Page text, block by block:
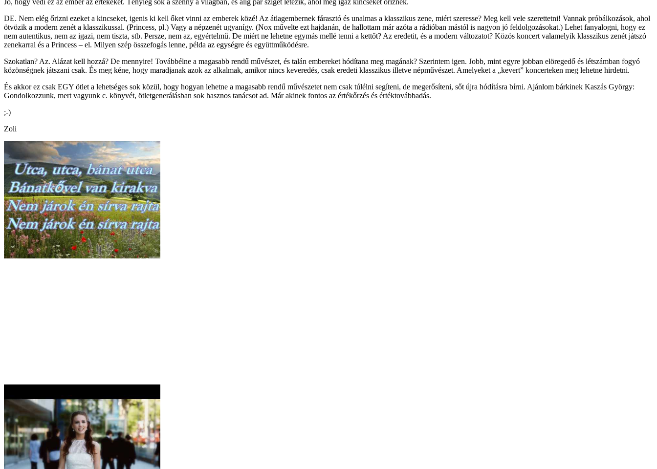
Jó, hogy védi ez az ember az értékeket. Tényleg sok a szenny a világban, és alig pár sziget létezik, ahol még igaz kincseket őriznek.
DE. Nem elég őrizni ezeket a kincseket, igenis ki kell őket vinni az emberek közé! Az átlagembernek fárasztó és unalmas a klasszikus zene, miért szeresse? Meg kell vele szerettetni! Vannak próbálkozások, ahol
ötvözik a modern zenét a klasszikussal. (Princess, pl.) Vagy a népzenét ugyanígy. (Nox művelte ezt hajdanán, de hallottam már azóta a rádióban mástól is nagyon jó feldolgozásokat.) Lehet fanyalogni, hogy ez
nem autentikus, nem az igazi, nem tiszta, stb. Persze, nem az, egyértelmű. De miért ne lehetne egymás mellé tenni a kettőt? Az eredetit, és a modern változatot? Közös koncert valamelyik klasszikus zenét játszó
zenekarral és a Princess – el. Milyen szép összefogás lenne, példa az egységre és együttműködésre.
Szokatlan? Az. Alázat kell hozzá? De mennyire! Továbbélne a magasabb rendű művészet, és talán embereket hódítana meg magának? Szerintem igen. Jobb, mint egyre jobban elöregedő és létszámban fogyó
közönségnek játszani csak. És meg kéne, hogy maradjanak azok az alkalmak, amikor nincs keveredés, csak eredeti klasszikus illetve népművészet. Amelyeket a „kevert” koncerteken meg lehetne hirdetni.
És akkor ez csak EGY ötlet a lehetséges sok közül, hogy hogyan lehetne a magasabb rendű művészetet nem csak túlélni segíteni, de megerősíteni, sőt újra hódításra bírni. Ajánlom bárkinek Kaszás György:
Gondolkozzunk, mert vagyunk c. könyvét, ötletgenerálásban sok hasznos tanácsot ad. Már akinek fontos az értékőrzés és értéktovábbadás.
;-)
Zoli